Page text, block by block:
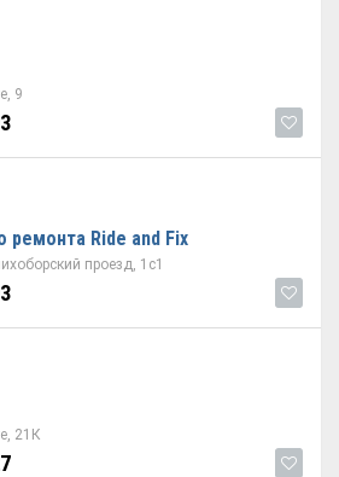
9
ремонта Ride and Fix
проезд, 1с1
21К